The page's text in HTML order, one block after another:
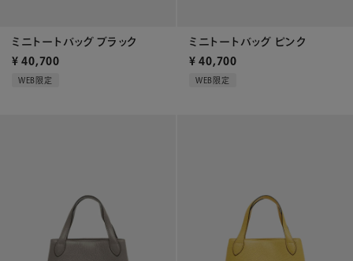
ミニトートバッグ ブラック
¥ 40,700
WEB限定
ミニトートバッグ ピンク
¥ 40,700
WEB限定